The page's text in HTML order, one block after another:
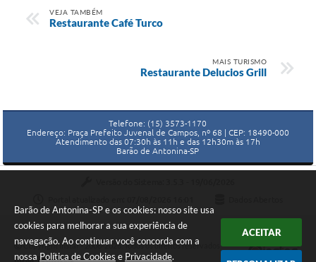
Barão de Antonina-SP e os cookies: nosso site usa
cookies para melhorar a sua experiência de
navegação. Ao continuar você concorda com a
nossa Política de Cookies e Privacidade.
ACEITAR
VEJA TAMBÉM
Restaurante Café Turco
MAIS TURISMO
Restaurante Delucios Grill
Telefone: (15) 3573-1170
Endereço: Praça Prefeito Juvenal de Campos, nº 68 | CEP: 18490-000
Atendimento das 07:30h às 11h e das 12h30m às 17h
Barão de Antonina-SP
Copyright Instar - 2006-2026. Todos os direitos reservados -
Instar Tecnologia